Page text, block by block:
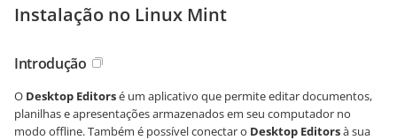
Instalação no Linux Mint
Introdução
O Desktop Editorsé um aplicativo que permite editar documentos,
planilhas e apresentações armazenados em seu computador no
modo offline. Também é possível conectar o Desktop Editorsà sua